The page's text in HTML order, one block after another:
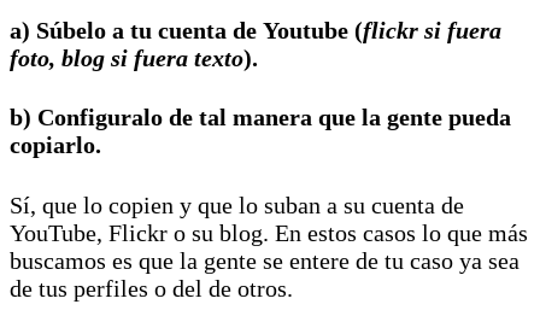
a) Súbelo a tu cuenta de Youtube (flickr si fuera
foto, blog si fuera texto).
b) Configuralo de tal manera que la gente pueda
copiarlo.
Sí, que lo copien y que lo suban a su cuenta de
YouTube, Flickr o su blog. En estos casos lo que más
buscamos es que la gente se entere de tu caso ya sea
de tus perfiles o del de otros.